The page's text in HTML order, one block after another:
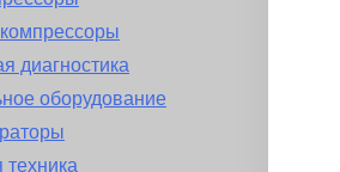
диагностика
оборудование
техника